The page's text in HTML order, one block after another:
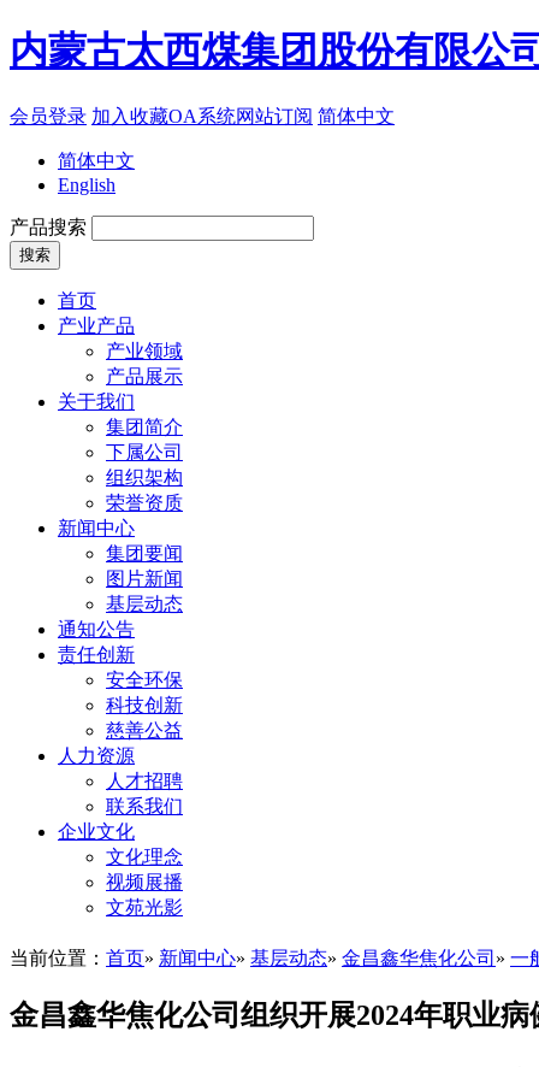
内蒙古太西煤集团股份有限公
会员登录 加入收藏OA系统网站订阅 简体中文
简体中文
English
产品搜索
首页
产业产品
产业领域
产品展示
关于我们
集团简介
下属公司
组织架构
荣誉资质
新闻中心
集团要闻
图片新闻
基层动态
通知公告
责任创新
安全环保
科技创新
慈善公益
人力资源
人才招聘
联系我们
企业文化
文化理念
视频展播
文苑光影
当前位置： 首页» 新闻中心» 基层动态» 金昌鑫华焦化公司 » 一
金昌鑫华焦化公司组织开展2024年职业病